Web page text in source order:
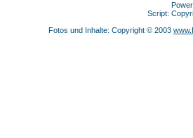
Script:
Fotos und Inhalte: Copyright © 2003